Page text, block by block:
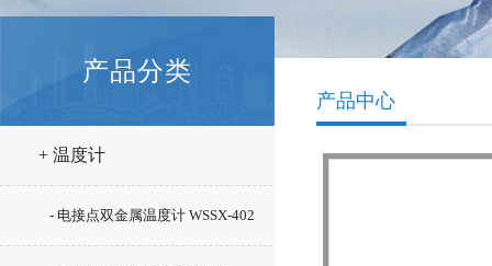
产品分类
+ 温度计
- 电接点双金属温度计 WSSX-402
产品中心